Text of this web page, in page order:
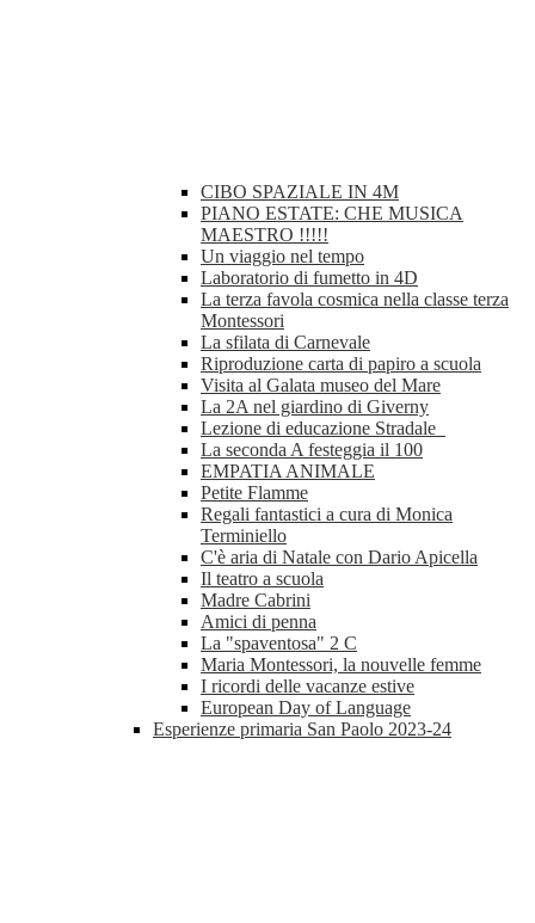
CIBO SPAZIALE IN 4M
PIANO ESTATE: CHE MUSICA
MAESTRO !!!!!
Un viaggio nel tempo
Laboratorio di fumetto in 4D
La terza favola cosmica nella classe terza
Montessori
La sfilata di Carnevale
Riproduzione carta di papiro a scuola
Visita al Galata museo del Mare
La 2A nel giardino di Giverny
Lezione di educazione Stradale
La seconda A festeggia il 100
EMPATIA ANIMALE
Petite Flamme
Regali fantastici a cura di Monica
Terminiello
C'è aria di Natale con Dario Apicella
Il teatro a scuola
Madre Cabrini
Amici di penna
La "spaventosa" 2 C
Maria Montessori, la nouvelle femme
I ricordi delle vacanze estive
European Day of Language
Esperienze primaria San Paolo 2023-24